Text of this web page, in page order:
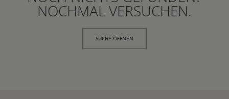
NOCHMAL VERSUCHEN.
SUCHE ÖFFNEN